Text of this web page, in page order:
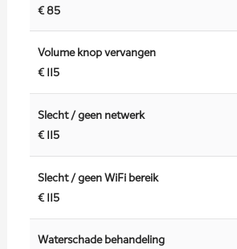
€ 85
Volume knop vervangen
€ 115
Slecht / geen netwerk
€ 115
Slecht / geen WiFi bereik
€ 115
Waterschade behandeling